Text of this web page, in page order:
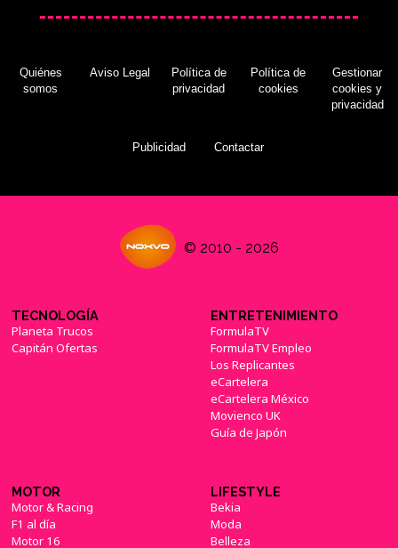
Quiénes
somos
Aviso Legal
Política de
privacidad
Política de
cookies
Gestionar
cookies y
privacidad
Publicidad Contactar
© 2010 - 2026
TECNOLOGÍA
Planeta Trucos
Capitán Ofertas
ENTRETENIMIENTO
FormulaTV
FormulaTV Empleo
Los Replicantes
eCartelera
eCartelera México
Movienco UK
Guía de Japón
MOTOR
Motor & Racing
F1 al día
Motor 16
LIFESTYLE
Bekia
Moda
Belleza